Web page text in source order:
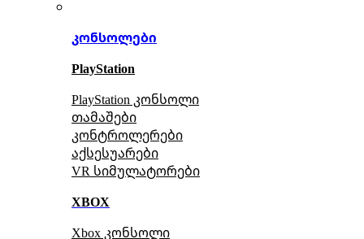
კონსოლები
PlayStation
PlayStation კონსოლი
თამაშები
კონტროლერები
აქსესუარები
VR სიმულატორები
XBOX
Xbox კონსოლი